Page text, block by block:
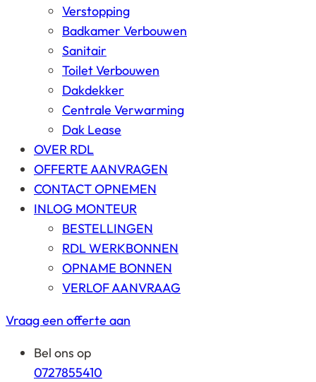
Verstopping
Badkamer Verbouwen
Sanitair
Toilet Verbouwen
Dakdekker
Centrale Verwarming
Dak Lease
OVER RDL
OFFERTE AANVRAGEN
CONTACT OPNEMEN
INLOG MONTEUR
BESTELLINGEN
RDL WERKBONNEN
OPNAME BONNEN
VERLOF AANVRAAG
Vraag een offerte aan
Bel ons op
0727855410